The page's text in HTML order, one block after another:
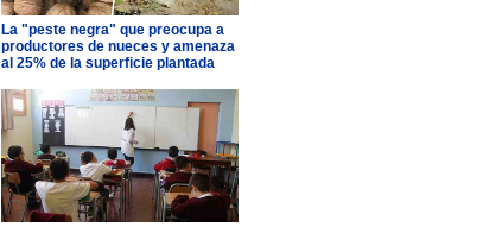
La "peste negra" que preocupa a
productores de nueces y amenaza
al 25% de la superficie plantada